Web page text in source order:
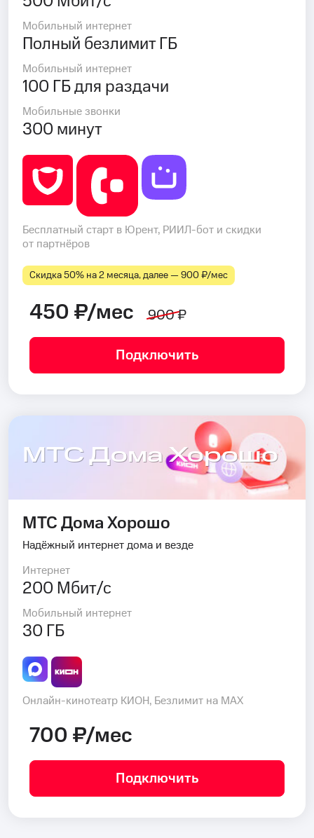
Мобильный интернет
Полный безлимит ГБ
Мобильный интернет
100 ГБ для раздачи
Мобильные звонки
300 минут
Бесплатный старт в Юрент, РИИЛ-бот и скидки
от партнёров
Скидка 50% на 2 месяца, далее — 900 ₽⁠/⁠мес
450 ₽/мес 900 ₽
Подключить
МТС Дома Хорошо
МТС Дома Хорошо
Надёжный интернет дома и везде
Интернет
200 Мбит/с
Мобильный интернет
30 ГБ
Онлайн-кинотеатр КИОН, Безлимит на MAX
700 ₽/мес
Подключить